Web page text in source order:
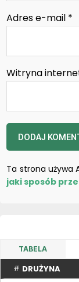
Adres e-mail *
Witryna
Ta strona używa
jaki sposób
TABELA
# DRUŻYNA